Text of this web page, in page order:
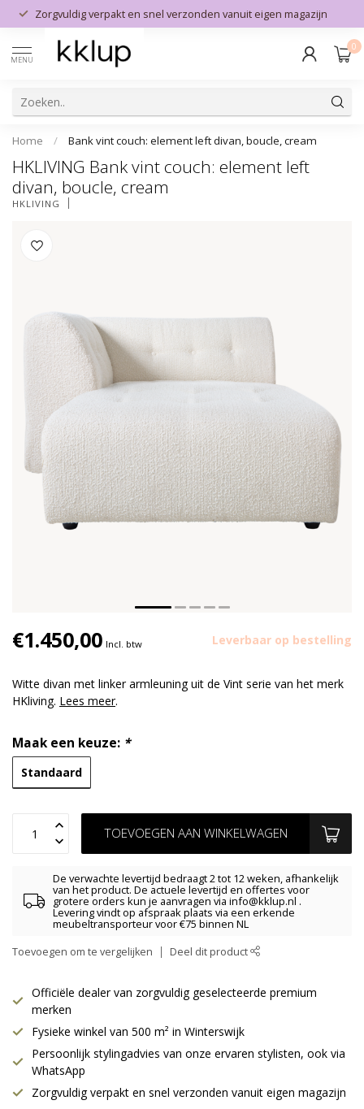
Zorgvuldig verpakt en snel verzonden vanuit eigen magazijn
MENU
0
Home / Bank vint couch: element left divan, boucle, cream
HKLIVING Bank vint couch: element left
divan, boucle, cream
HKLIVING
€1.450,00 Incl. btw Leverbaar op bestelling
Witte divan met linker armleuning uit de Vint serie van het merk
HKliving. Lees meer.
Maak een keuze: *
Standaard
TOEVOEGEN AAN WINKELWAGEN
De verwachte levertijd bedraagt 2 tot 12 weken, afhankelijk
van het product. De actuele levertijd en offertes voor
grotere orders kun je aanvragen via info@kklup.nl .
Levering vindt op afspraak plaats via een erkende
meubeltransporteur voor €75 binnen NL
Toevoegen om te vergelijken Deel dit product
Officiële dealer van zorgvuldig geselecteerde premium
merken
Fysieke winkel van 500 m² in Winterswijk
Persoonlijk stylingadvies van onze ervaren stylisten, ook via
WhatsApp
Zorgvuldig verpakt en snel verzonden vanuit eigen magazijn